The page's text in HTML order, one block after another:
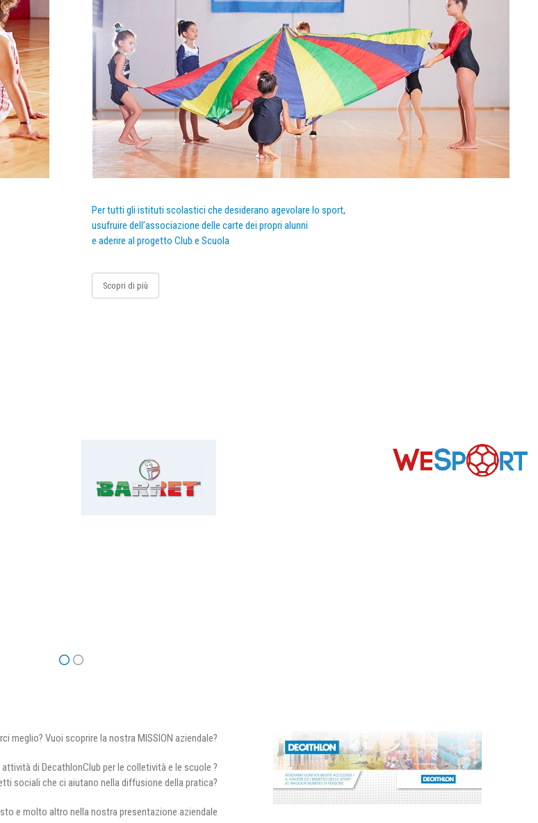
Per tutti gli istituti scolastici che desiderano agevolare lo sport,
usufruire dell’associazione delle carte dei propri alunni
e aderire al progetto Club e Scuola
Scopri di più
meglio? Vuoi scoprire la nostra MISSION aziendale?
di DecathlonClub per le colletività e le scuole ?
sociali che ci aiutano nella diffusione della pratica?
e molto altro nella nostra presentazione aziendale